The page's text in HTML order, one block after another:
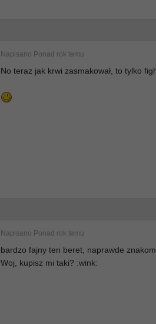
Napisano Ponad rok temu
No teraz jak krwi zasmakował, to tylko
Napisano Ponad rok temu
bardzo fajny ten beret, naprawde
Woj, kupisz mi taki? :wink: